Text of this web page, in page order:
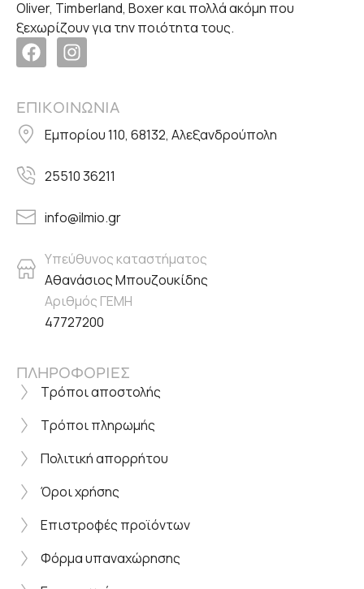
Oliver, Timberland, Boxer και πολλά ακόμη που
ξεχωρίζουν για την ποιότητα τους.
ΕΠΙΚΟΙΝΩΝΙΑ
Εμπορίου 110, 68132, Αλεξανδρούπολη
25510 36211
info@ilmio.gr
Υπεύθυνος καταστήματος
Αθανάσιος Μπουζουκίδης
Αριθμός ΓΕΜΗ
47727200
ΠΛΗΡΟΦΟΡΙΕΣ
Τρόποι αποστολής
Τρόποι πληρωμής
Πολιτική απορρήτου
Όροι χρήσης
Επιστροφές προϊόντων
Φόρμα υπαναχώρησης